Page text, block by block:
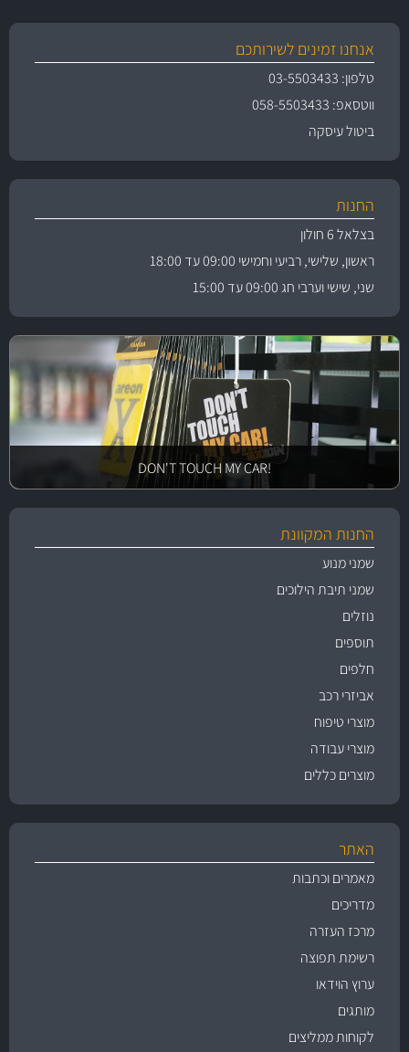
אנחנו זמינים לשירותכם
טלפון: 03-5503433
ווטסאפ: 058-5503433
ביטול עיסקה
החנות
בצלאל 6 חולון
ראשון, שלישי, רביעי וחמישי 09:00 עד 18:00
שני, שישי וערבי חג 09:00 עד 15:00
!DON'T TOUCH MY CAR
החנות המקוונת
שמני מנוע
שמני תיבת הילוכים
נוזלים
תוספים
חלפים
אביזרי רכב
מוצרי טיפוח
מוצרי עבודה
מוצרים כללים
האתר
מאמרים וכתבות
מדריכים
מרכז העזרה
רשימת תפוצה
ערוץ הוידאו
מותגים
לקוחות ממליצים